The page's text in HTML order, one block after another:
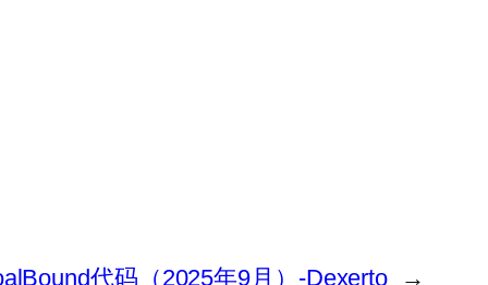
代码（2025年9月）-Dexerto →